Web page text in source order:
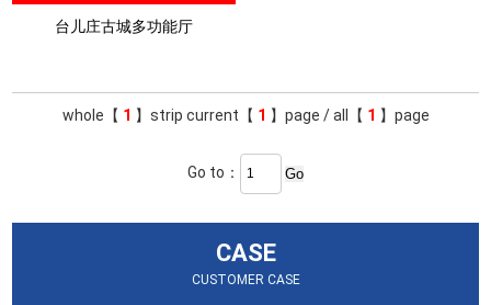
台儿庄古城多功能厅
whole【 1 】strip current【 1 】page / all【 1 】page
Go to：
CASE
CUSTOMER CASE